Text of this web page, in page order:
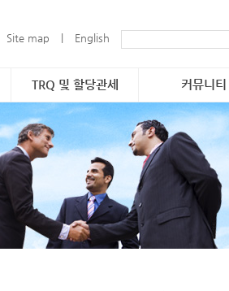
Site map English
TRQ 및 할당관세
소개
품목·물량 현황
TRQ 진행개요
문의·연락처
커뮤니티
통합공고
자료실
보도자료
게시판
e-카탈로그